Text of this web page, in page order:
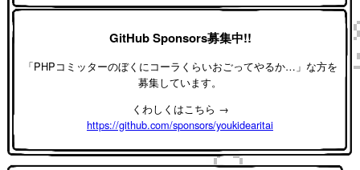
GitHub Sponsors募集中!!
「PHPコミッターのぼくにコーラくらいおごってやるか…」な方を
募集しています。
くわしくはこちら →
https://github.com/sponsors/youkidearitai